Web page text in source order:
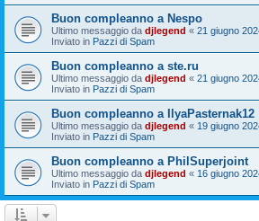
Buon compleanno a Nespo
Ultimo messaggio da djlegend « 21 giugno
Inviato in Pazzi di Spam
Buon compleanno a ste.ru
Ultimo messaggio da djlegend « 21 giugno
Inviato in Pazzi di Spam
Buon compleanno a IlyaPasternak12
Ultimo messaggio da djlegend « 19 giugno
Inviato in Pazzi di Spam
Buon compleanno a PhilSuperjoint
Ultimo messaggio da djlegend « 16 giugno
Inviato in Pazzi di Spam